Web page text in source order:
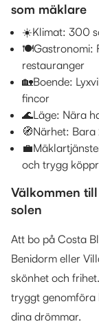
som mäklare
☀️Klimat: 300
🍽️Gastronomi:
restauranger
🏡Boende:
fincor
🌊Läge: Nära
🧭Närhet:
och trygg
Välkommen
solen
Att bo på Costa
Benidorm eller
skönhet och
tryggt genomföra
dina drömmar.